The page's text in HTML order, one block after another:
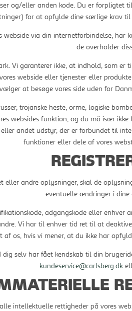
og/eller anden kode. Du er
for at opfylde dine særlige krav
webside via din internetforbindelse,
de overholder
Vi garanterer ikke, at indhold, som
webside eller tjenester eller
vælger at besøge vores side uden for
trojanske heste, orme, logiske
websides funktion, og du må især
eller andet udstyr, der er forbundet til
funktioner eller dele af vores
andre oplysninger, skal de
eventuelle ændringer i dine
adgangskode eller enhver
Vi har til enhver tid ret til at
af os, hvis vi mener, at du ikke har
selv har fået kendskab til din
kundeservice@carlsberg.dk
intellektuelle rettigheder på vores